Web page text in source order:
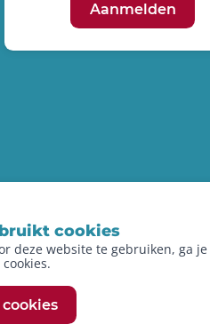
Aanmelden
cookies
deze website te gebruiken, ga